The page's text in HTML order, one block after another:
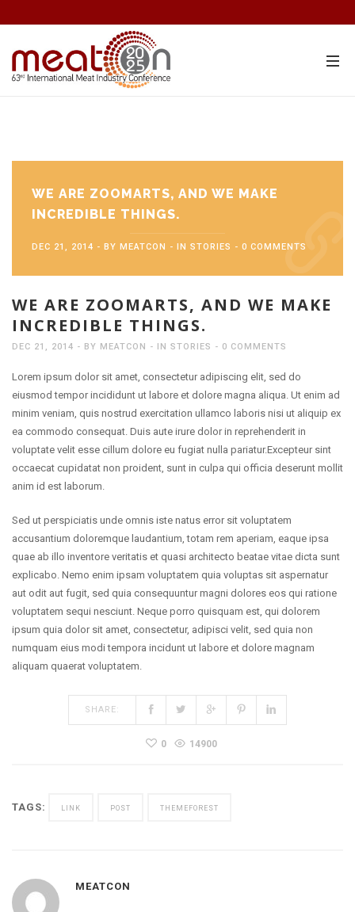
WE ARE ZOOMARTS, AND WE MAKE
INCREDIBLE THINGS.
DEC 21, 2014 BY MEATCON IN STORIES 0 COMMENTS
WE ARE ZOOMARTS, AND WE MAKE
INCREDIBLE THINGS.
DEC 21, 2014 BY MEATCON IN STORIES 0 COMMENTS
Lorem ipsum dolor sit amet, consectetur adipiscing elit, sed do
eiusmod tempor incididunt ut labore et dolore magna aliqua. Ut enim ad
minim veniam, quis nostrud exercitation ullamco laboris nisi ut aliquip ex
ea commodo consequat. Duis aute irure dolor in reprehenderit in
voluptate velit esse cillum dolore eu fugiat nulla pariatur.Excepteur sint
occaecat cupidatat non proident, sunt in culpa qui officia deserunt mollit
anim id est laborum.
Sed ut perspiciatis unde omnis iste natus error sit voluptatem
accusantium doloremque laudantium, totam rem aperiam, eaque ipsa
quae ab illo inventore veritatis et quasi architecto beatae vitae dicta sunt
explicabo. Nemo enim ipsam voluptatem quia voluptas sit aspernatur
aut odit aut fugit, sed quia consequuntur magni dolores eos qui ratione
voluptatem sequi nesciunt. Neque porro quisquam est, qui dolorem
ipsum quia dolor sit amet, consectetur, adipisci velit, sed quia non
numquam eius modi tempora incidunt ut labore et dolore magnam
aliquam quaerat voluptatem.
SHARE:
0 14900
TAGS: LINK POST THEMEFOREST
MEATCON